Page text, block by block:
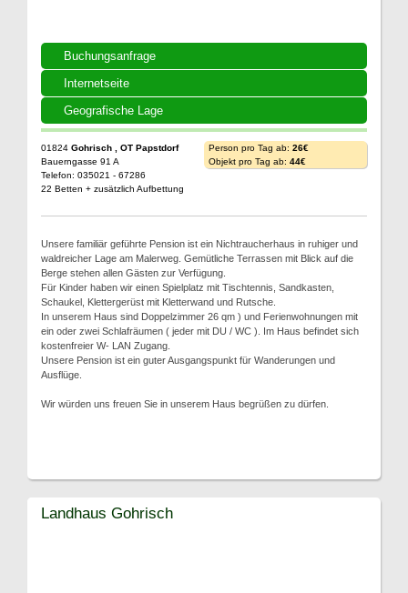
Buchungsanfrage
Internetseite
Geografische Lage
01824 Gohrisch , OT Papstdorf
Bauerngasse 91 A
Telefon: 035021 - 67286
22 Betten + zusätzlich Aufbettung
Person pro Tag ab: 26€
Objekt pro Tag ab: 44€
Unsere familiär geführte Pension ist ein Nichtraucherhaus in ruhiger und
waldreicher Lage am Malerweg. Gemütliche Terrassen mit Blick auf die
Berge stehen allen Gästen zur Verfügung.
Für Kinder haben wir einen Spielplatz mit Tischtennis, Sandkasten,
Schaukel, Klettergerüst mit Kletterwand und Rutsche.
In unserem Haus sind Doppelzimmer 26 qm ) und Ferienwohnungen mit
ein oder zwei Schlafräumen ( jeder mit DU / WC ). Im Haus befindet sich
kostenfreier W- LAN Zugang.
Unsere Pension ist ein guter Ausgangspunkt für Wanderungen und
Ausflüge.
Wir würden uns freuen Sie in unserem Haus begrüßen zu dürfen.
Landhaus Gohrisch